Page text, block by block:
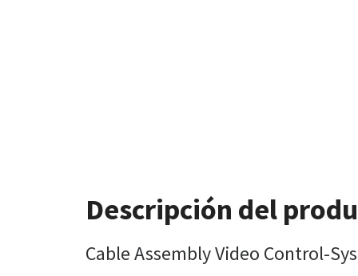
Descripción del
Cable Assembly Video Control-